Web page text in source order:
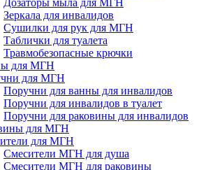
Дозаторы мыла для МГН
Зеркала для инвалидов
Сушилки для рук для МГН
Таблички для туалета
Травмобезопасные крючки
для МГН
для МГН
Поручни для ванны для инвалидов
Поручни для инвалидов в туалет
Поручни для раковины для инвалидов
для МГН
для МГН
Смесители МГН для душа
Смесители МГН для раковины